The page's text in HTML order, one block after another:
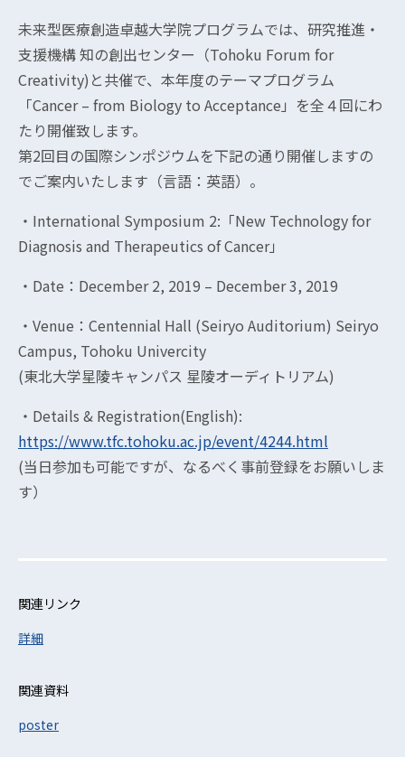
未来型医療創造卓越大学院プログラムでは、研究推進・
支援機構 知の創出センター（Tohoku Forum for
Creativity)と共催で、本年度のテーマプログラム
「Cancer – from Biology to Acceptance」を全４回にわ
たり開催致します。
第2回目の国際シンポジウムを下記の通り開催しますの
でご案内いたします（言語：英語）。
・International Symposium 2:「New Technology for
Diagnosis and Therapeutics of Cancer」
・Date：December 2, 2019 – December 3, 2019
・Venue：Centennial Hall (Seiryo Auditorium) Seiryo
Campus, Tohoku Univercity
(東北大学星陵キャンパス 星陵オーディトリアム)
・Details & Registration(English):
https://www.tfc.tohoku.ac.jp/event/4244.html
(当日参加も可能ですが、なるべく事前登録をお願いしま
す）
関連リンク
詳細
関連資料
poster